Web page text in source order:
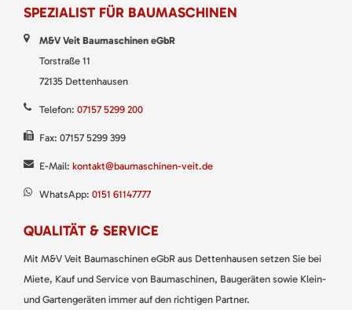
SPEZIALIST FÜR BAUMASCHINEN
M&V Veit Baumaschinen eGbR
Torstraße 11
72135 Dettenhausen
Telefon: 07157 5299 200
Fax: 07157 5299 399
E-Mail: kontakt@baumaschinen-veit.de
WhatsApp: 0151 61147777
QUALITÄT & SERVICE
Mit M&V Veit Baumaschinen eGbR aus Dettenhausen setzen Sie bei
Miete, Kauf und Service von Baumaschinen, Baugeräten sowie Klein-
und Gartengeräten immer auf den richtigen Partner.